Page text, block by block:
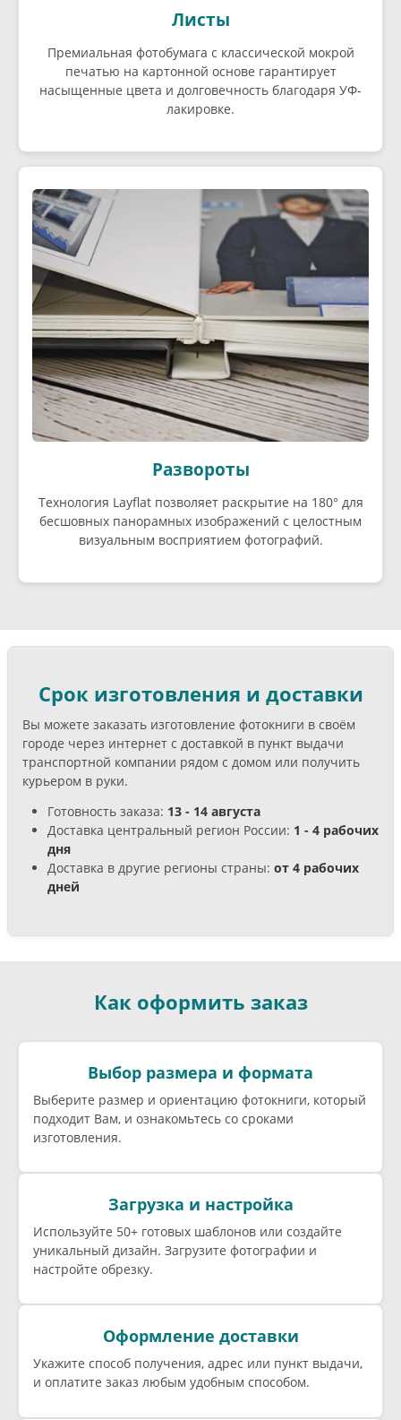
Листы
Премиальная фотобумага с классической мокрой
печатью на картонной основе гарантирует
насыщенные цвета и долговечность благодаря УФ-
лакировке.
Развороты
Технология Layflat позволяет раскрытие на 180° для
бесшовных панорамных изображений с целостным
визуальным восприятием фотографий.
Срок изготовления и доставки
Вы можете заказать изготовление фотокниги в своём
городе через интернет с доставкой в пункт выдачи
транспортной компании рядом с домом или получить
курьером в руки.
Готовность заказа: 13 - 14 августа
Доставка центральный регион России: 1 - 4 рабочих
дня
Доставка в другие регионы страны: от 4 рабочих
дней
Как оформить заказ
Выбор размера и формата
Выберите размер и ориентацию фотокниги, который
подходит Вам, и ознакомьтесь со сроками
изготовления.
Загрузка и настройка
Используйте 50+ готовых шаблонов или создайте
уникальный дизайн. Загрузите фотографии и
настройте обрезку.
Оформление доставки
Укажите способ получения, адрес или пункт выдачи,
и оплатите заказ любым удобным способом.